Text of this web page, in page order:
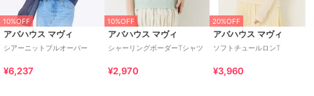
10%OFF
アバハウス マヴィ
シアーニットプルオーバー
¥6,237
10%OFF
アバハウス マヴィ
シャーリングボーダーTシャツ
¥2,970
20%OFF
アバハウス マヴィ
ソフトチュールロンT
¥3,960